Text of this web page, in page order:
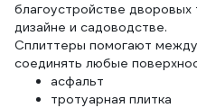
благоустройстве
дизайне и садоводстве.
Сплиттеры помогают
соединять любые
асфальт
тротуарная плитка